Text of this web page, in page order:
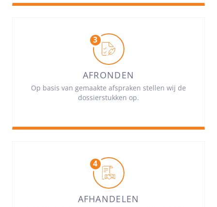
AFRONDEN
Op basis van gemaakte afspraken stellen wij de
dossierstukken op.
AFHANDELEN